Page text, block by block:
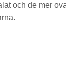
och de mer